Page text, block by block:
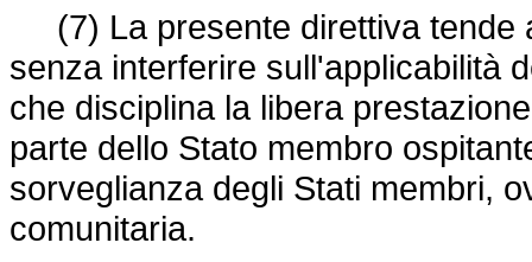
(7) La presente direttiva tende
senza interferire sull'applicabilità
che disciplina la libera
parte dello Stato membro
sorveglianza degli Stati membri,
comunitaria.